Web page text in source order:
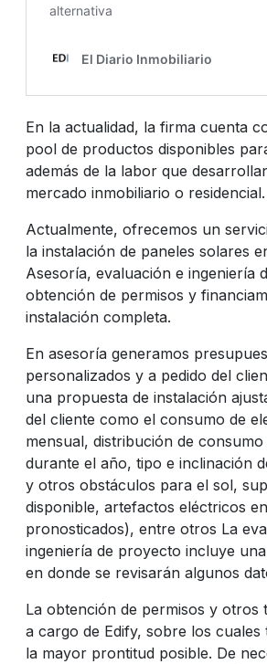
En la actualidad, la firma cuenta
pool de productos disponibles
además de la labor que
mercado inmobiliario o residencial.
Actualmente, ofrecemos un
la instalación de paneles solares
Asesoría, evaluación e ingeniería
obtención de permisos y
instalación completa.
En asesoría generamos
personalizados y a pedido del
una propuesta de instalación
del cliente como el consumo de
mensual, distribución de
durante el año, tipo e inclinación
y otros obstáculos para el sol,
disponible, artefactos eléctricos
pronosticados), entre otros La
ingeniería de proyecto incluye
en donde se revisarán algunos
La obtención de permisos y otros
a cargo de Edify, sobre los cuales
la mayor prontitud posible. De